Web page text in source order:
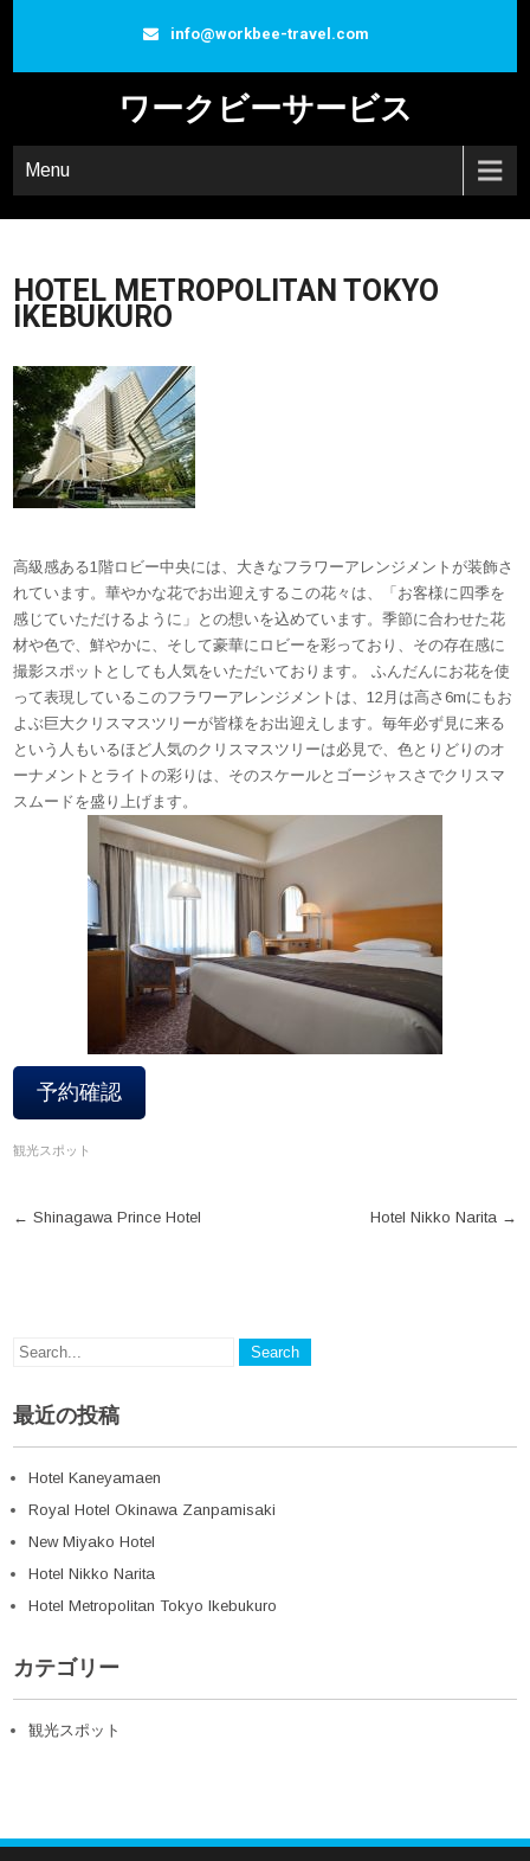
info@workbee-travel.com
ワークビーサービス
Menu
HOTEL METROPOLITAN TOKYO
IKEBUKURO
高級感ある1階ロビー中央には、大きなフラワーアレンジメントが装飾さ
れています。華やかな花でお出迎えするこの花々は、「お客様に四季を
感じていただけるように」との想いを込めています。季節に合わせた花
材や色で、鮮やかに、そして豪華にロビーを彩っており、その存在感に
撮影スポットとしても人気をいただいております。 ふんだんにお花を使
って表現しているこのフラワーアレンジメントは、12月は高さ6mにもお
よぶ巨大クリスマスツリーが皆様をお出迎えします。毎年必ず見に来る
という人もいるほど人気のクリスマスツリーは必見で、色とりどりのオ
ーナメントとライトの彩りは、そのスケールとゴージャスさでクリスマ
スムードを盛り上げます。
予約確認
観光スポット
navigation
← Shinagawa Prince Hotel Hotel Nikko Narita →
最近の投稿
Hotel Kaneyamaen
Royal Hotel Okinawa Zanpamisaki
New Miyako Hotel
Hotel Nikko Narita
Hotel Metropolitan Tokyo Ikebukuro
カテゴリー
観光スポット